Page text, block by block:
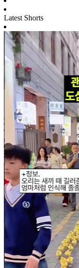
Latest Shorts